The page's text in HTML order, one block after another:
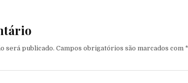
será publicado. Campos obrigatórios são marcados com *